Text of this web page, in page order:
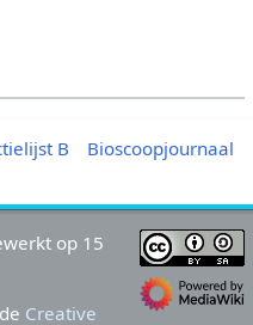
B
Bioscoopjournaal
op 15
Creative